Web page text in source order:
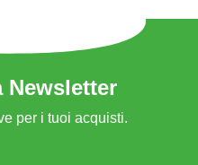
per i tuoi acquisti.